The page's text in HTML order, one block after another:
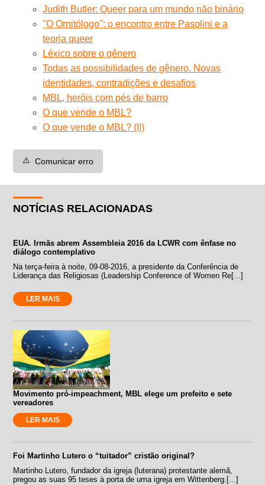
Judith Butler: Queer para um mundo não binário
"O Ornitólogo": o encontro entre Pasolini e a
teoria queer
Léxico sobre o gênero
Todas as possibilidades de gênero. Novas
identidades, contradições e desafios
MBL, heróis com pés de barro
O que vende o MBL?
O que vende o MBL? (II)
⚠️ Comunicar erro
NOTÍCIAS RELACIONADAS
EUA. Irmãs abrem Assembleia 2016 da LCWR com ênfase no
diálogo contemplativo
Na terça-feira à noite, 09-08-2016, a presidente da Conferência de
Liderança das Religiosas (Leadership Conference of Women Re[...]
LER MAIS
Movimento pró-impeachment, MBL elege um prefeito e sete
vereadores
LER MAIS
Foi Martinho Lutero o “tuitador” cristão original?
Martinho Lutero, fundador da igreja (luterana) protestante alemã,
pregou as suas 95 teses à porta de uma igreja em Wittenberg.[...]